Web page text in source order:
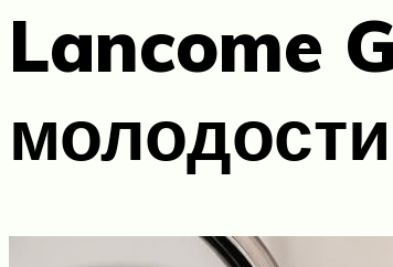
Lancome
молодости